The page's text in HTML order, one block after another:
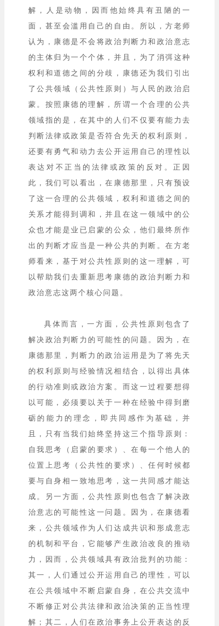
解，人是动物，因而他始终具有丑陋的一
面，甚至会滥用自己的自由。所以，方老师
认为，康德是不会将政治判断力和政治意志
的主体归为一个个体，并且，为了消弭这种
权利和道德之间的分歧，康德还为我们引出
了公共领域（公共性原则）与人民的政治启
蒙。按照康德的理解，所谓一个合理的公共
领域指的是，在其中的人们不仅要有能力去
判断法律或政策是否符合先天的权利原则，
还要有勇气和动力去公开运用自己的理性以
表达对不正当的法律或政策的反对。正因
此，我们可以看出，在康德那里，只有预设
了这一合理的公共领域，权利和道德之间的
关系才能得到调和，并且在这一领域中的公
众也才能是业已启蒙的公众，他们最终所作
出的判断才应当是一种公共的判断。在方老
师看来，基于对公共性原则的这一理解，可
以帮助我们去重新思考康德的政治判断力和
政治意志这两个核心问题。
具体而言，一方面，公共性原则包含了
解决政治判断力的可能性的问题。因为，在
康德那里，判断力的政治运用是为了将先天
的权利原则与经验情况相结合，以得出具体
的行动准则或政治方案。而这一过程要想得
以可能，必须要以关于一种在经验中得到磨
砺的能力的理念，即共同感作为基础，并
且，只有当我们始终坚持这三个指导原则：
自我思考（启蒙的要求）、在每一个他人的
位置上思考（公共性的要求）、任何时候都
要与自身相一致地思考，这一共同感才能达
成。另一方面，公共性原则也包含了解决政
治意志的可能性这一问题。因为，在康德看
来，公共领域作为人们达成共识和形成意志
的机制和平台，它能够产生政治改良的推动
力，因而，公共领域具有政治批判的功能：
其一，人们通过公开运用自己的理性，可以
在公共领域中不断启蒙自身，在公共交流中
不断修正对公共法律和政治决策的正当性理
解；其二，人们在政治事务上公开表达的反